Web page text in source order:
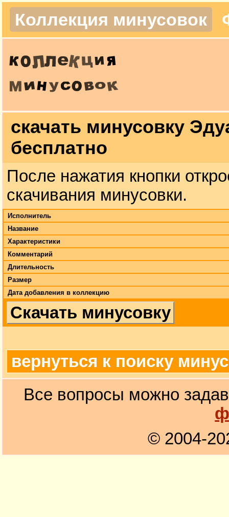
Коллекция минусовок
скачать минусовку
бесплатно
После нажатия кнопки
скачивания минусовки.
Исполнитель
Название
Характеристики
Комментарий
Длительность
Размер
Дата добавления в коллекцию
Скачать минусовку
вернуться к поиску
Все вопросы можно
© 2004-